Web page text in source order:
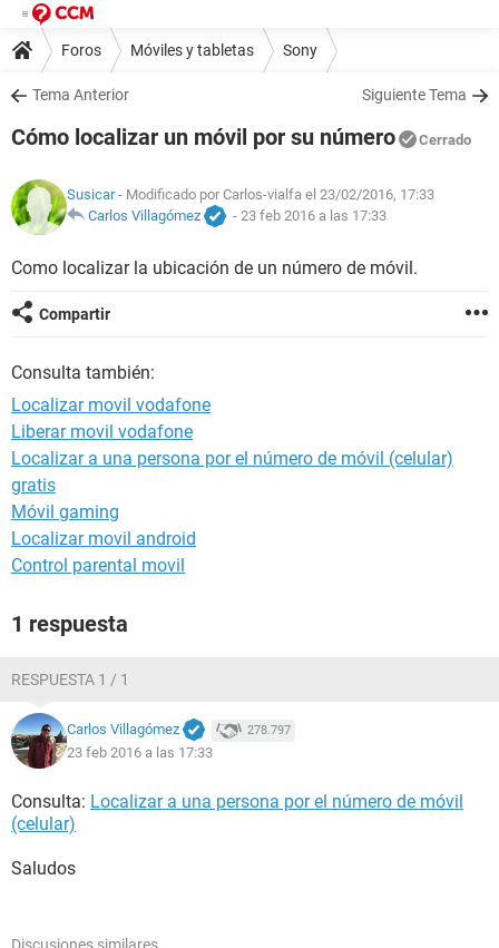
Foros Móviles y tabletas Sony
Tema Anterior Siguiente Tema
Cómo localizar un móvil por su número Cerrado
Susicar- Modificado por Carlos-vialfa el 23/02/2016, 17:33
Carlos Villagómez
- 23 feb 2016 a las 17:33
Como localizar la ubicación de un número de móvil.
Compartir
Consulta también:
Localizar movil vodafone
Liberar movil vodafone
Localizar a una persona por el número de móvil (celular)
gratis
Móvil gaming
Localizar movil android
Control parental movil
1 respuesta
RESPUESTA 1 / 1
Carlos Villagómez 278.797
23 feb 2016 a las 17:33
Consulta: Localizar a una persona por el número de móvil
(celular)
Saludos